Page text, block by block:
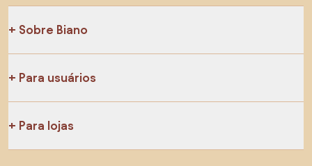
Sobre Biano
Para usuários
Para lojas